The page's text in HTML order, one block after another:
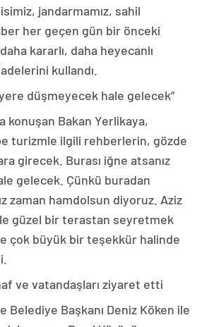
jandarmamız, sahil
her geçen gün bir önceki
kararlı, daha heyecanlı
kullandı.
yere düşmeyecek hale gelecek”
konuşan Bakan Yerlikaya,
turizmle ilgili rehberlerin, gözde
girecek. Burası iğne atsanız
gelecek. Çünkü buradan
zaman hamdolsun diyoruz. Aziz
güzel bir terastan seyretmek
çok büyük bir teşekkür halinde
ve vatandaşları ziyaret etti
Belediye Başkanı Deniz Köken ile